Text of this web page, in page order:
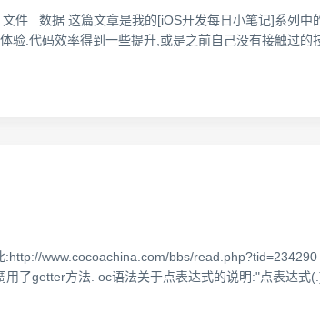
据 这篇文章是我的[iOS开发每日小笔记]系列中
.代码效率得到一些提升,或是之前自己没有接触过的
www.cocoachina.com/bbs/
了getter方法. oc语法关于点表达式的说明:"点表达式